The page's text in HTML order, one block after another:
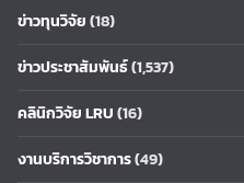
ข่าวทุนวิจัย(18)
ข่าวประชาสัมพันธ์(1,537)
คลินิกวิจัย LRU(16)
งานบริการวิชาการ(49)